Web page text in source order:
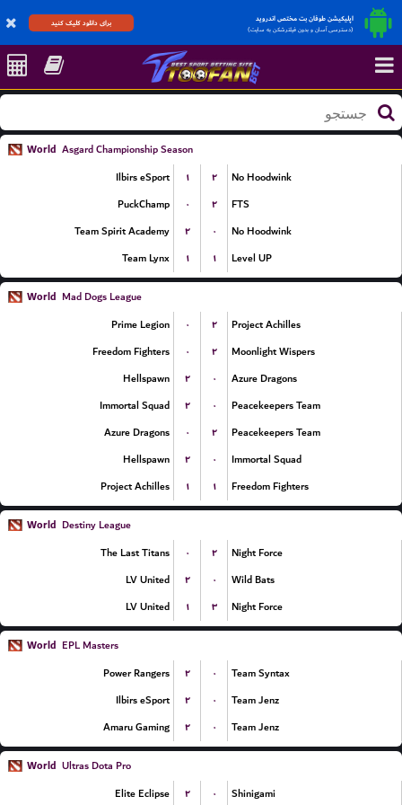
اپلیکیشن طوفان بت مختص اندروید
(دسترسی آسان و بدون فیلترشکن به سایت)
برای دانلود کلیک کنید
World Asgard Championship Season
Ilbirs eSport
۱ ۲
No Hoodwink
PuckChamp
۰ ۲
FTS
Team Spirit Academy
۲ ۰
No Hoodwink
Team Lynx
۱ ۱ Level UP
World Mad Dogs League
Prime Legion
۰ ۲
Project Achilles
Freedom Fighters
۰ ۲
Moonlight Wispers
Hellspawn
۲ ۰
Azure Dragons
Immortal Squad
۲ ۰
Peacekeepers Team
Azure Dragons
۰ ۲
Peacekeepers Team
Hellspawn
۲ ۰
Immortal Squad
Project Achilles
۱ ۱ Freedom Fighters
World Destiny League
The Last Titans
۰ ۲
Night Force
LV United
۲ ۰
Wild Bats
LV United
۱ ۳ Night Force
World EPL Masters
Power Rangers
۲ ۰
Team Syntax
Ilbirs eSport
۲ ۰
Team Jenz
Amaru Gaming
۲ ۰ Team Jenz
World Ultras Dota Pro
Elite Eclipse
۲ ۰ Shinigami